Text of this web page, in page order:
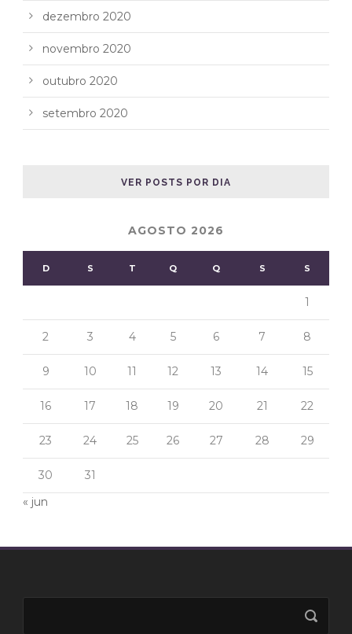
dezembro 2020
novembro 2020
outubro 2020
setembro 2020
VER POSTS POR DIA
AGOSTO 2026
D S T Q Q S S
1
2 3 4 5 6 7 8
9 10 11 12 13 14 15
16 17 18 19 20 21 22
23 24 25 26 27 28 29
30
31
« jun